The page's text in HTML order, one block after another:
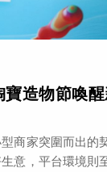
寶造物節喚
商家突圍而出的
意，平台環境則